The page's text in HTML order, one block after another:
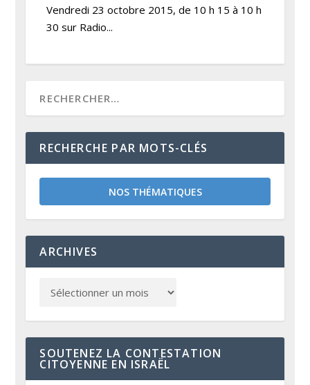
Vendredi 23 octobre 2015, de 10 h 15 à 10 h
30 sur Radio...
RECHERCHE PAR MOTS-CLÉS
NOS THÉMATIQUES
ARCHIVES
SOUTENEZ LA CONTESTATION
CITOYENNE EN ISRAËL